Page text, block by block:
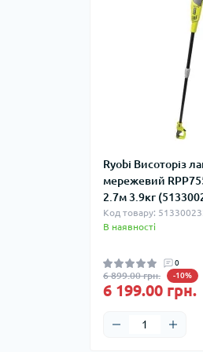
Ryobi Висоторіз
мережевий
2.7м 3.9кг
Код товару:
В наявності
0
6 899.00 грн. -10%
6 199.00 грн.